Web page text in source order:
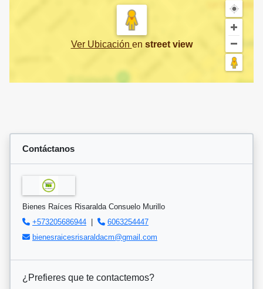
Ver Ubicación en street view
Contáctanos
Bienes Raíces Risaralda Consuelo Murillo
+573205686944 |
6063254447
bienesraicesrisaraldacm@gmail.com
¿Prefieres que te contactemos?